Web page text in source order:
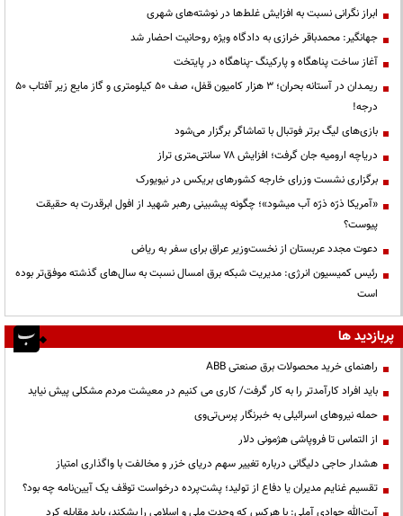
ابراز نگرانی نسبت به افزایش غلط‌ها در نوشته‌های شهری
جهانگیر: محمدباقر خرازی به دادگاه ویژه روحانیت احضار شد
آغاز ساخت پناهگاه و پارکینگ -پناهگاه در پایتخت
ریمـدان در آستانه بحران؛ ۳ هزار کامیون قفل، صف ۵۰ کیلومتری و گاز مایع زیر آفتاب ۵۰
درجه!
بازی‌های لیگ برتر فوتبال با تماشاگر برگزار می‌شود
دریاچه ارومیه جان گرفت؛ افزایش ۷۸ سانتی‌متری تراز
برگزاری نشست وزرای خارجه کشورهای بریکس در نیویورک
«آمریکا ذرّه ذرّه آب میشود»؛ چگونه پیشبینی رهبر شهید از افول ابرقدرت به حقیقت
پیوست؟
دعوت مجدد عربستان از نخست‌وزیر عراق برای سفر به ریاض
رئیس کمیسیون انرژی: مدیریت شبکه برق امسال نسبت به سال‌های گذشته موفق‌تر بوده
است
پربازدید ها
راهنمای خرید محصولات برق صنعتی ABB
باید افراد کارآمدتر را به کار گرفت/ کاری می کنیم در معیشت مردم مشکلی پیش نیاید
حمله نیروهای اسرائیلی به خبرنگار پرس‌تی‌وی
از التماس تا فروپاشی هژمونی دلار
هشدار حاجی دلیگانی درباره تغییر سهم دریای خزر و مخالفت با واگذاری امتیاز
تقسیم غنایم مدیران یا دفاع از تولید؛ پشت‌پرده درخواست توقف یک آیین‌نامه چه بود؟
آیت‌الله جوادی آملی: با هرکس که وحدت ملی و اسلامی را بشکند، باید مقابله کرد